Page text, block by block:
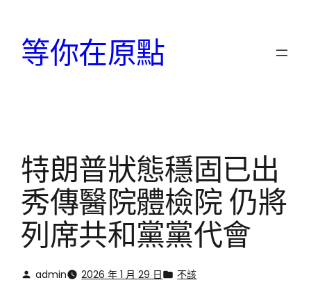
等你在原點
特朗普狀態穩固已出
秀傳醫院體檢院 仍將
列席共和黨黨代會
admin 2026 年 1 月 29 日 不該